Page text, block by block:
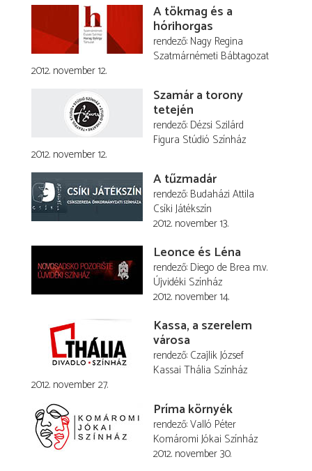
A tökmag és a
hórihorgas
rendező Nagy Regina
Szatmárnémeti Bábtagozat
2012. november 12.
Szamár a torony
tetején
rendező Dézsi Szilárd
Figura Stúdió Színház
2012. november 12.
A tűzmadár
rendező Budaházi Attila
Csíki Játékszín
2012. november 13.
Leonce és Léna
rendező Diego de Brea m.v.
Újvidéki Színház
2012. november 14.
Kassa, a szerelem
városa
rendező Czajlik József
Kassai Thália Színház
2012. november 27.
Príma környék
rendező Valló Péter
Komáromi Jókai Színház
2012. november 30.